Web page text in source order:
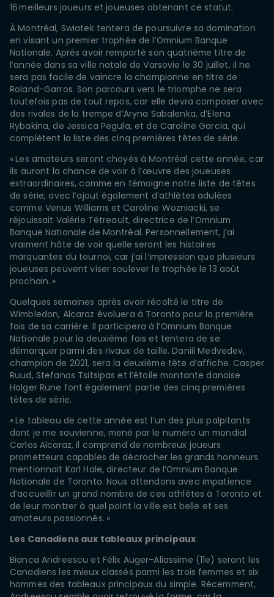
16 meilleurs joueurs et joueuses obtenant ce statut.
À Montréal, Swiatek tentera de poursuivre sa domination
en visant un premier trophée de l’Omnium Banque
Nationale. Après avoir remporté son quatrième titre de
l’année dans sa ville natale de Varsovie le 30 juillet, il ne
sera pas facile de vaincre la championne en titre de
Roland-Garros. Son parcours vers le triomphe ne sera
toutefois pas de tout repos, car elle devra composer avec
des rivales de la trempe d’Aryna Sabalenka, d’Elena
Rybakina, de Jessica Pegula, et de Caroline Garcia, qui
complètent la liste des cinq premières têtes de série.
« Les amateurs seront choyés à Montréal cette année, car
ils auront la chance de voir à l’œuvre des joueuses
extraordinaires, comme en témoigne notre liste de têtes
de série, avec l’ajout également d’athlètes adulées
comme Venus Williams et Caroline Wozniacki, se
réjouissait Valérie Tétreault, directrice de l’Omnium
Banque Nationale de Montréal. Personnellement, j’ai
vraiment hâte de voir quelle seront les histoires
marquantes du tournoi, car j’ai l’impression que plusieurs
joueuses peuvent viser soulever le trophée le 13 août
prochain. »
Quelques semaines après avoir récolté le titre de
Wimbledon, Alcaraz évoluera à Toronto pour la première
fois de sa carrière. Il participera à l’Omnium Banque
Nationale pour la deuxième fois et tentera de se
démarquer parmi des rivaux de taille. Daniil Medvedev,
champion de 2021, sera la deuxième tête d’affiche. Casper
Ruud, Stefanos Tsitsipas et l’étoile montante danoise
Holger Rune font également partie des cinq premières
têtes de série.
« Le tableau de cette année est l’un des plus palpitants
dont je me souvienne, mené par le numéro un mondial
Carlos Alcaraz, il comprend de nombreux joueurs
prometteurs capables de décrocher les grands honneurs
mentionnait Karl Hale, directeur de l’Omnium Banque
Nationale de Toronto. Nous attendons avec impatience
d’accueillir un grand nombre de ces athlètes à Toronto et
de leur montrer à quel point la ville est belle et ses
amateurs passionnés. »
Les Canadiens aux tableaux principaux
Bianca Andreescu et Félix Auger-Aliassime (11e) seront les
Canadiens les mieux classés parmi les trois femmes et six
hommes des tableaux principaux du simple. Récemment,